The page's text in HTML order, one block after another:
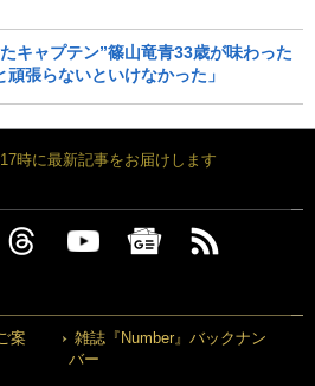
キャプテン”篠山竜青33歳が味わった
張らないといけなかった」
時に最新記事をお届けします
案
雑誌『Number』バックナン
バー